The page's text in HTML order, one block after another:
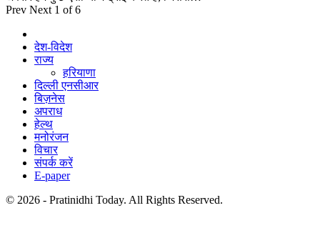
Prev Next 1 of 6
देश-विदेश
राज्य
हरियाणा
दिल्ली एनसीआर
बिज़नेस
अपराध
हेल्थ
मनोरंजन
विचार
संपर्क करें
E-paper
© 2026 - Pratinidhi Today. All Rights Reserved.